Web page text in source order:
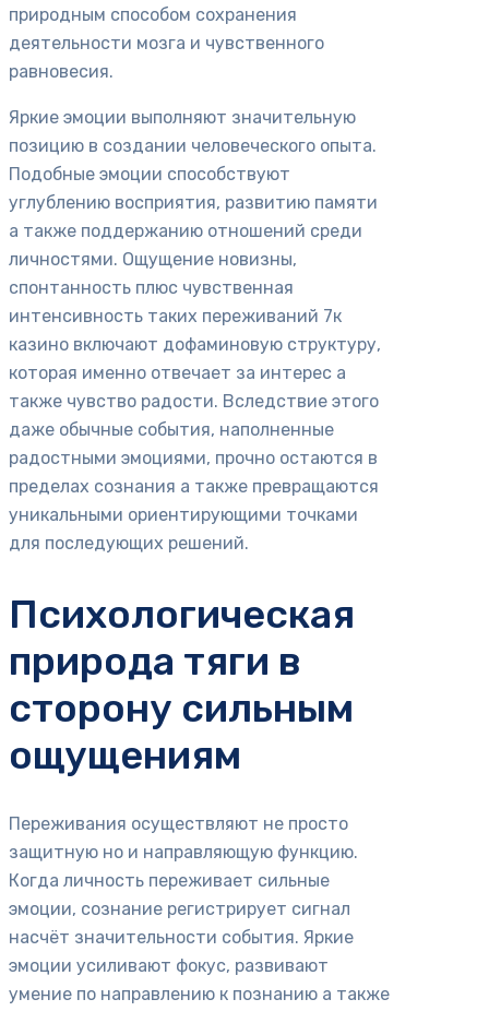
природным способом сохранения
деятельности мозга и чувственного
равновесия.
Яркие эмоции выполняют значительную
позицию в создании человеческого опыта.
Подобные эмоции способствуют
углублению восприятия, развитию памяти
а также поддержанию отношений среди
личностями. Ощущение новизны,
спонтанность плюс чувственная
интенсивность таких переживаний 7к
казино включают дофаминовую структуру,
которая именно отвечает за интерес а
также чувство радости. Вследствие этого
даже обычные события, наполненные
радостными эмоциями, прочно остаются в
пределах сознания а также превращаются
уникальными ориентирующими точками
для последующих решений.
Психологическая
природа тяги в
сторону сильным
ощущениям
Переживания осуществляют не просто
защитную но и направляющую функцию.
Когда личность переживает сильные
эмоции, сознание регистрирует сигнал
насчёт значительности события. Яркие
эмоции усиливают фокус, развивают
умение по направлению к познанию а также